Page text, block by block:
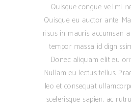
Quisque congue vel mi
Quisque eu auctor ante.
risus in mauris accumsan
tempor massa id
Donec aliquam elit eu
Nullam eu lectus tellus.
leo et consequat
scelerisque sapien, ac